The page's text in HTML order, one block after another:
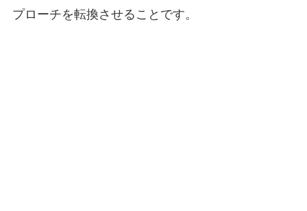
プローチを転換させることです。